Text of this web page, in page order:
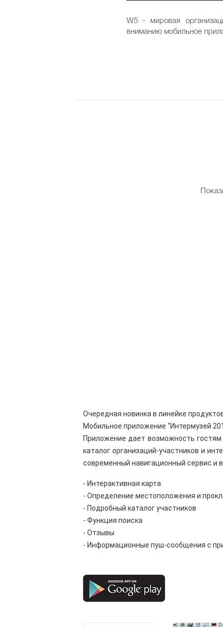
W5 - мировая
вниманию мобильное
Очередная новинка в линейке
Мобильное приложение “Интермузей
Приложение дает возможность
каталог организаций-участников и
современный навигационный сервис и
- Интерактивная карта
- Определение местоположения и
- Подробный каталог участников
- Функция поиска
- Отзывы
- Информационные пуш-сообщения с